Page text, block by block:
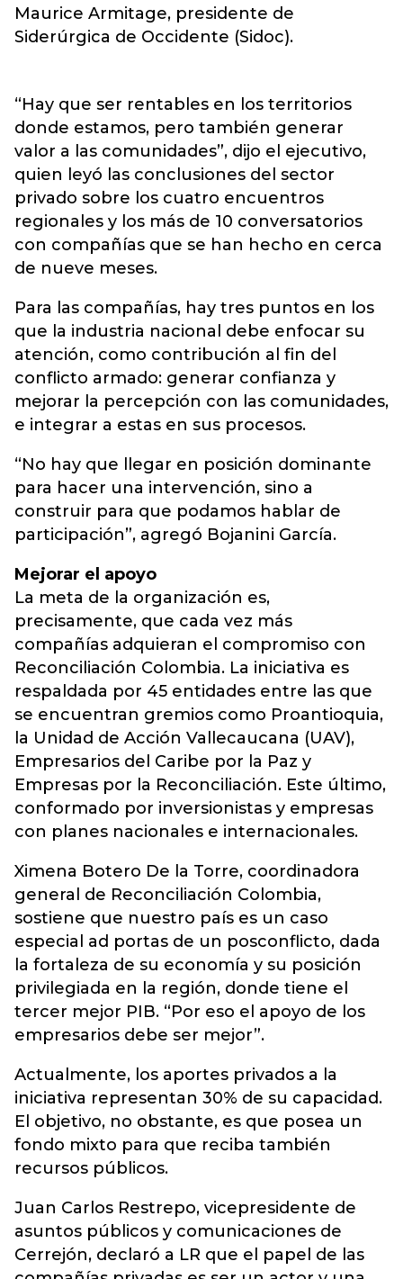
Maurice Armitage, presidente de
Siderúrgica de Occidente (Sidoc).
“Hay que ser rentables en los territorios
donde estamos, pero también generar
valor a las comunidades”, dijo el ejecutivo,
quien leyó las conclusiones del sector
privado sobre los cuatro encuentros
regionales y los más de 10 conversatorios
con compañías que se han hecho en cerca
de nueve meses.
Para las compañías, hay tres puntos en los
que la industria nacional debe enfocar su
atención, como contribución al fin del
conflicto armado: generar confianza y
mejorar la percepción con las comunidades,
e integrar a estas en sus procesos.
“No hay que llegar en posición dominante
para hacer una intervención, sino a
construir para que podamos hablar de
participación”, agregó Bojanini García.
Mejorar el apoyo
La meta de la organización es,
precisamente, que cada vez más
compañías adquieran el compromiso con
Reconciliación Colombia. La iniciativa es
respaldada por 45 entidades entre las que
se encuentran gremios como Proantioquia,
la Unidad de Acción Vallecaucana (UAV),
Empresarios del Caribe por la Paz y
Empresas por la Reconciliación. Este último,
conformado por inversionistas y empresas
con planes nacionales e internacionales.
Ximena Botero De la Torre, coordinadora
general de Reconciliación Colombia,
sostiene que nuestro país es un caso
especial ad portas de un posconflicto, dada
la fortaleza de su economía y su posición
privilegiada en la región, donde tiene el
tercer mejor PIB. “Por eso el apoyo de los
empresarios debe ser mejor”.
Actualmente, los aportes privados a la
iniciativa representan 30% de su capacidad.
El objetivo, no obstante, es que posea un
fondo mixto para que reciba también
recursos públicos.
Juan Carlos Restrepo, vicepresidente de
asuntos públicos y comunicaciones de
Cerrejón, declaró a LR que el papel de las